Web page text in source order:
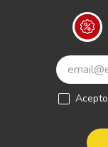
Acepto